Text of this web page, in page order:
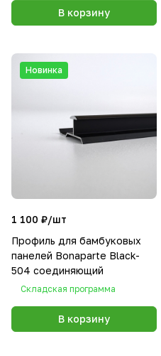
В корзину
Новинка
1 100 ₽/шт
Профиль для бамбуковых
панелей Bonaparte Black-
504 соединяющий
Складская программа
В корзину